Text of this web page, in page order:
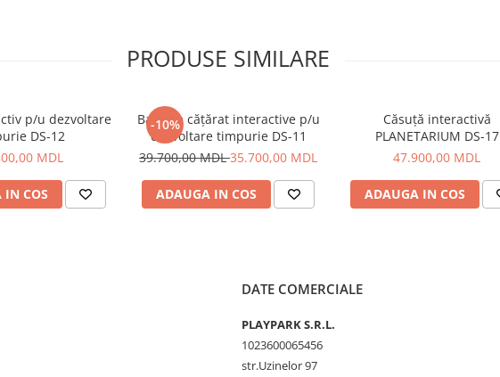
PRODUSE SIMILARE
p/u dezvoltare
DS-12
MDL
IN COS
-10%
Bare de cățărat interactive p/u
dezvoltare timpurie DS-11
39.700,00 MDL35.700,00 MDL
ADAUGA IN COS
Căsuță interactivă
PLANETARIUM DS-17
47.900,00 MDL
ADAUGA IN COS
DATE COMERCIALE
PLAYPARK S.R.L.
1023600065456
str.Uzinelor 97